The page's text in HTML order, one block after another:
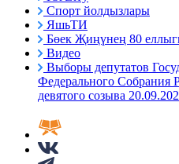
Спорт йолдызлары
ЯшьТИ
Бөек Җиңүнең 80
Видео
Выборы депутатов
Федерального Собрания
девятого созыва